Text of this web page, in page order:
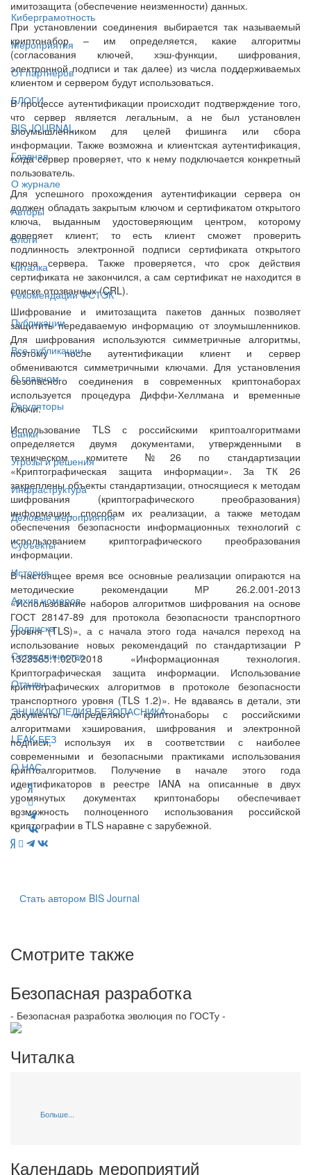
Киберграмотность
Мероприятия
От партнёров
БЛОГИ
BIS JOURNAL
Главная
О журнале
Авторы
Блоги
Читалка
Рекомендации ФСТЭК
Публикации
Все публикации
О главном
Регуляторы
Банки
Угрозы и решения
Инфраструктура
Деловые мероприятия
Субъекты
История
Архив номеров
Подписка
Сотрудничество
Отзывы
ЭНЦИКЛОПЕДИЯ БЕЗОПАСНИКА
LEAK-БЕЗ
О НАС
имитозащита (обеспечение неизменности) данных.
При установлении соединения выбирается так называемый
криптонабор – им определяется, какие алгоритмы
(согласования ключей, хэш-функции, шифрования,
электронной подписи и так далее) из числа поддерживаемых
клиентом и сервером будут использоваться.
В процессе аутентификации происходит подтверждение того,
что сервер является легальным, а не был установлен
злоумышленником для целей фишинга или сбора
информации. Также возможна и клиентская аутентификация,
когда сервер проверяет, что к нему подключается конкретный
пользователь.
Для успешного прохождения аутентификации сервера он
должен обладать закрытым ключом и сертификатом открытого
ключа, выданным удостоверяющим центром, которому
доверяет клиент; то есть клиент сможет проверить
подлинность электронной подписи сертификата открытого
ключа сервера. Также проверяется, что срок действия
сертификата не закончился, а сам сертификат не находится в
списке отозванных (CRL).
Шифрование и имитозащита пакетов данных позволяет
защитить передаваемую информацию от злоумышленников.
Для шифрования используются симметричные алгоритмы,
поэтому после аутентификации клиент и сервер
обмениваются симметричными ключами. Для установления
безопасного соединения в современных криптонаборах
используется процедура Диффи-Хеллмана и временные
ключи.
Использование TLS с российскими криптоалгоритмами
определяется двумя документами, утвержденными в
техническом комитете №26 по стандартизации
«Криптографическая защита информации». За ТК 26
закреплены объекты стандартизации, относящиеся к методам
шифрования (криптографического преобразования)
информации, способам их реализации, а также методам
обеспечения безопасности информационных технологий с
использованием криптографического преобразования
информации.
В настоящее время все основные реализации опираются на
методические рекомендации МР 26.2.001-2013
«Использование наборов алгоритмов шифрования на основе
ГОСТ 28147-89 для протокола безопасности транспортного
уровня (TLS)», а с начала этого года начался переход на
использование новых рекомендаций по стандартизации Р
1323565.1.020-2018 «Информационная технология.
Криптографическая защита информации. Использование
криптографических алгоритмов в протоколе безопасности
транспортного уровня (TLS 1.2)». Не вдаваясь в детали, эти
документы определяют криптонаборы с российскими
алгоритмами хэширования, шифрования и электронной
подписи, используя их в соответствии с наиболее
современными и безопасными практиками использования
криптоалгоритмов. Получение в начале этого года
идентификаторов в реестре IANA на описанные в двух
упомянутых документах криптонаборы обеспечивает
возможность полноценного использования российской
криптографии в TLS наравне с зарубежной.
Стать автором BIS Journal
Смотрите также
Безопасная разработка
- Безопасная разработка эволюция по ГОСТу -
Читалка
Больше...
Календарь мероприятий